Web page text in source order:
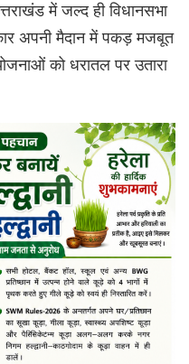
में जल्द ही विधानसभा
अपनी मैदान में पकड़ मजबूत
को धरातल पर उतारा